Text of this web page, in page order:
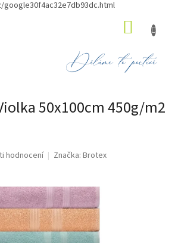
50x100cm 450g/m2
hodnocení Značka: Brotex